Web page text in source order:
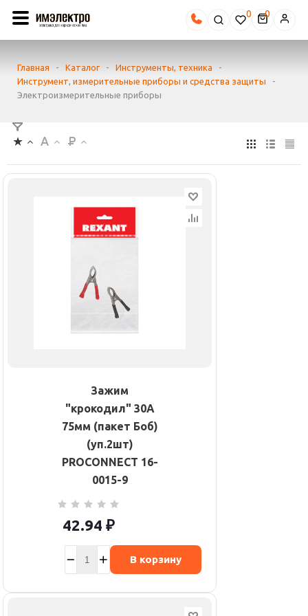
0
Главная - Каталог - Инструменты, техника
-
Инструмент, измерительные приборы и средства защиты
-
Электроизмерительные приборы
Зажим
"крокодил" 30А
75мм (пакет Боб)
(уп.2шт)
PROCONNECT 16-
0015-9
42.94 ₽
В корзину